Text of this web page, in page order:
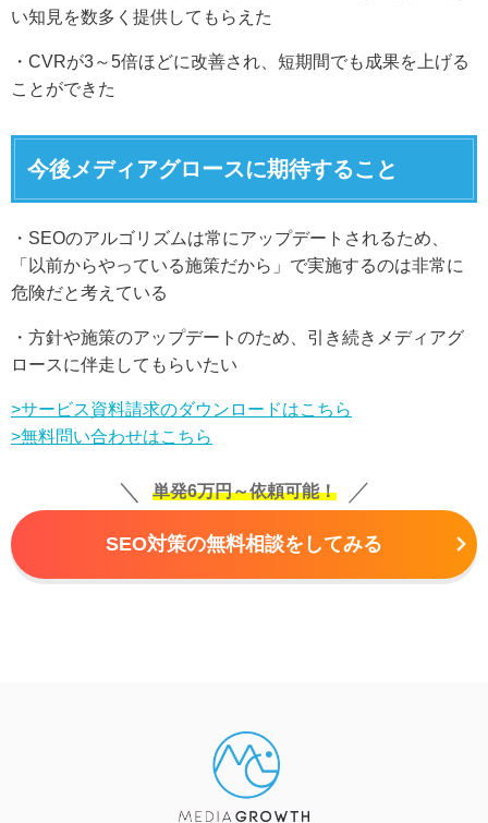
い知見を数多く提供してもらえた
・CVRが3～5倍ほどに改善され、短期間でも成果を上げる
ことができた
今後メディアグロースに期待すること
・SEOのアルゴリズムは常にアップデートされるため、
「以前からやっている施策だから」で実施するのは非常に
危険だと考えている
・方針や施策のアップデートのため、引き続きメディアグ
ロースに伴走してもらいたい
>サービス資料請求のダウンロードはこちら
>無料問い合わせはこちら
単発6万円～依頼可能！
SEO対策の無料相談をしてみる